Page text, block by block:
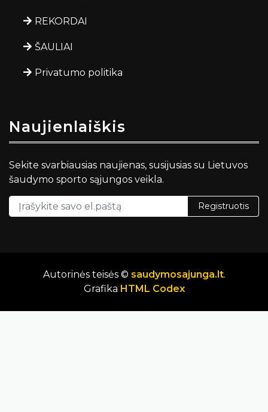
REKORDAI
ŠAULIAI
Privatumo politika
Naujienlaiškis
Sekite svarbiausias naujienas, susijusias su Lietuvos
šaudymo sporto sąjungos veikla.
Registruotis
Autorinės teisės © saudymosajunga.lt.
Grafika HTML Codex